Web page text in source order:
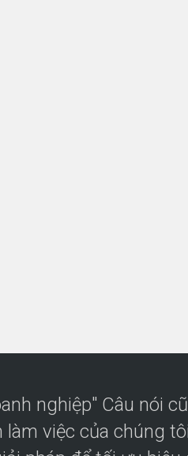
nghiệp" Câu nói
việc của chúng